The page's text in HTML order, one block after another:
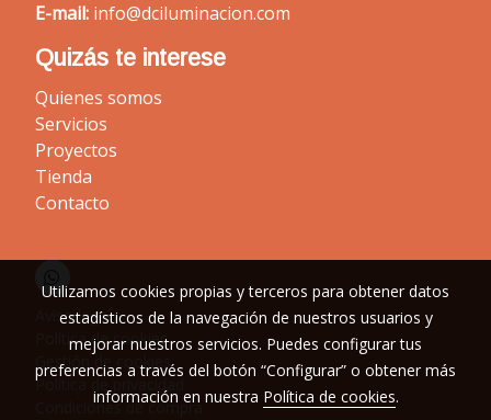
E-mail: info@dciluminacion.com
Quizás te interese
Quienes somos
Servicios
Proyectos
Tienda
Contacto
Aviso legal
Política de cookies
Gestión de cookies
Política de privacidad
Condiciones de compra
Utilizamos cookies propias y terceros para obtener datos
estadísticos de la navegación de nuestros usuarios y
mejorar nuestros servicios. Puedes configurar tus
preferencias a través del botón “Configurar” o obtener más
información en nuestra Política de cookies.